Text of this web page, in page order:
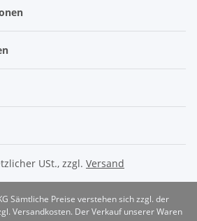
USt., zzgl. Versand
Sämtliche Preise verstehen sich zzgl. der
Versandkosten. Der Verkauf unserer Waren